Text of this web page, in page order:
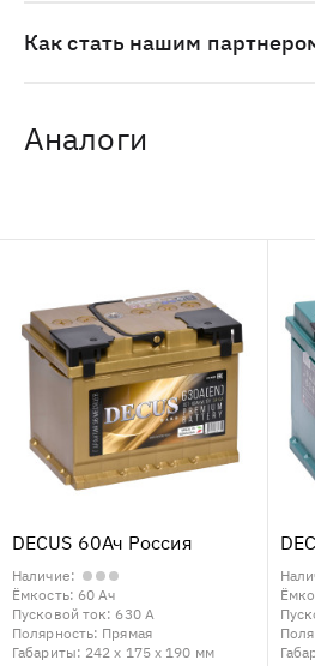
Как стать нашим
Аналоги
DECUS 60Ач Россия
Наличие:
Ёмкость: 60 Ач
Пусковой ток: 630 А
Полярность: Прямая
Габариты: 242 x 175 x 190 мм